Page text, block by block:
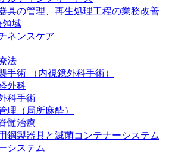
オ​
トフォリオからも、製品をお探しい
ます。
ースクラッﾌﾟで新たな可能性を見つ
募集中のポジションをご覧いただけ
具の管理、再生処理工程の業務改善
領域
ネンスケア
法
手術 （内視鏡外科手術）
外科
科手術
理（局所麻酔）
髄治療
鋼製器具と滅菌コンテナーシステム
システム